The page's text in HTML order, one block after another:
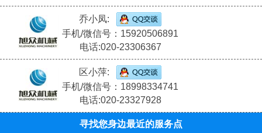
乔小凤:
手机/微信号：15920506891
电话:020-23306367
区小萍:
手机/微信号：18998334741
电话:020-23327928
寻找您身边最近的服务点